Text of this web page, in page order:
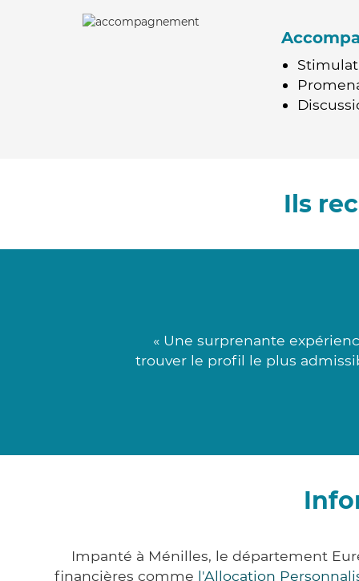
Ils
« Une surprenante
trouver le profil le plus
Impanté à Ménilles, le département
financières comme l'Allocation